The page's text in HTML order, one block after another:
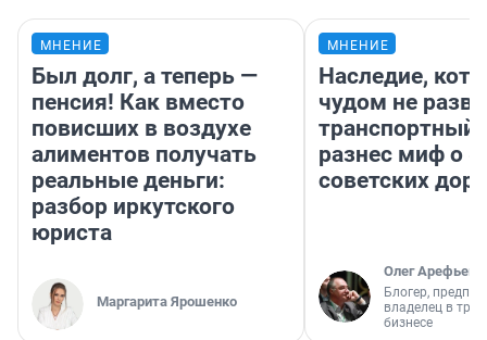
МНЕНИЕ
Был долг, а теперь —
пенсия! Как вместо
повисших в воздухе
алиментов получать
реальные деньги:
разбор иркутского
юриста
Маргарита Ярошенко
МНЕНИЕ
Наследие,
чудом не
транспортный
разнес миф о
советских
Олег Арефьев
Блогер,
владелец в
бизнесе